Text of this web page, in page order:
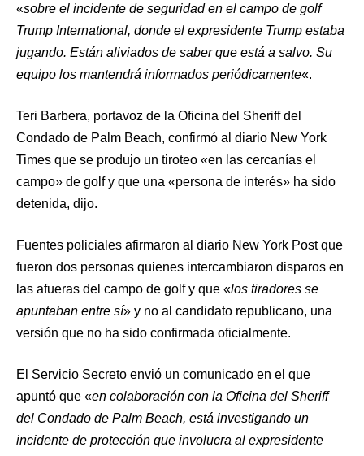
«sobre el incidente de seguridad en el campo de golf
Trump International, donde el expresidente Trump estaba
jugando. Están aliviados de saber que está a salvo. Su
equipo los mantendrá informados periódicamente«.
Teri Barbera, portavoz de la Oficina del Sheriff del
Condado de Palm Beach, confirmó al diario New York
Times que se produjo un tiroteo «en las cercanías el
campo» de golf y que una «persona de interés» ha sido
detenida, dijo.
Fuentes policiales afirmaron al diario New York Post que
fueron dos personas quienes intercambiaron disparos en
las afueras del campo de golf y que «los tiradores se
apuntaban entre sí» y no al candidato republicano, una
versión que no ha sido confirmada oficialmente.
El Servicio Secreto envió un comunicado en el que
apuntó que «en colaboración con la Oficina del Sheriff
del Condado de Palm Beach, está investigando un
incidente de protección que involucra al expresidente